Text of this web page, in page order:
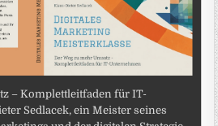
– Komplettleitfaden für IT-
Sedlacek, ein Meister seines